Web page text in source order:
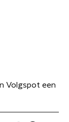
Volgspot een